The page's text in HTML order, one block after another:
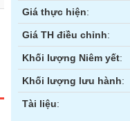
Giá thực hiện:
Giá TH điều chỉnh:
Khối lượng Niêm yết:
Khối lượng lưu hành:
Tài liệu: